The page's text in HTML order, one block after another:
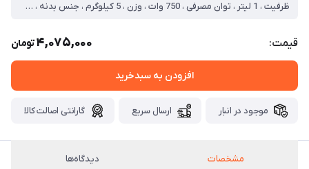
ظرفیت ، 1 لیتر ، توان مصرفی ، 750 وات ، وزن ، 5 کیلوگرم ، جنس بدنه ، بدنه قابلمه نچسب گرانیتی یا سرامیکی ، نوع کنترل ، چرخشی ، ظرفیت به نفر ، 4 نفر ، طول سیم ، 1 متر ، خاموش شدن خودکار ، دارد ، تنظیم دما ، دارد ، تنظیم زمان ، خودکار ، گرم نگهدارنده غذا ، دارد ، برنامه های پخت ، مناسب پخت انواع غذاها مانند پلو، آبگوشت، ته چین، سوپ، پاستا، سبزیجات ، سایر امکانات ، درجه‌بندی رنگ ته‌دیگ برای انتخاب رنگ دلخواه
قیمت: 4,075,000تومان
افزودن به سبدخرید
موجود در انبار ارسال سریع گارانتی اصالت کالا
مشخصات دیدگاه‌ها